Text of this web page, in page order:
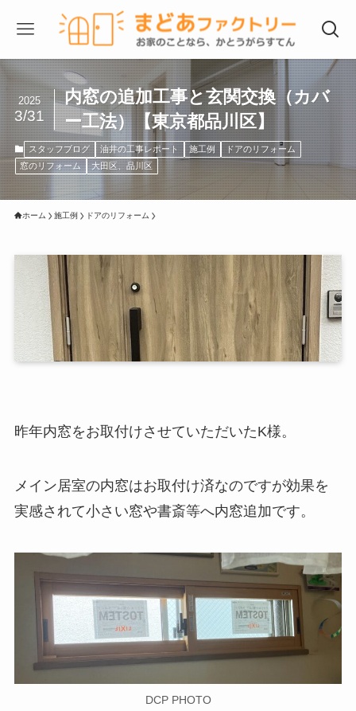
内窓の追加工事と玄関交換（カバ
ー工法）【東京都品川区】
2025
3/31
スタッフブログ 油井の工事レポート 施工例
ドアのリフォーム
窓のリフォーム
大田区、品川区
ホーム 施工例 ドアのリフォーム
昨年内窓をお取付けさせていただいたK様。
メイン居室の内窓はお取付け済なのですが効果を
実感されて小さい窓や書斎等へ内窓追加です。
DCP PHOTO